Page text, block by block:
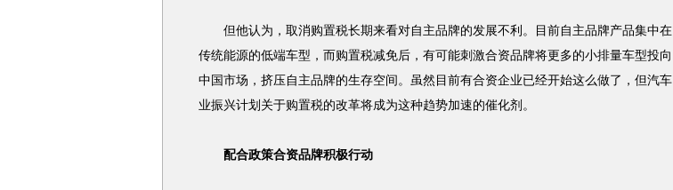
但他认为，取消购置税长期来看对自主品牌的发展不利。目前自主品牌产品集中在
传统能源的低端车型，而购置税减免后，有可能刺激合资品牌将更多的小排量车型投向
中国市场，挤压自主品牌的生存空间。虽然目前有合资企业已经开始这么做了，但汽车
业振兴计划关于购置税的改革将成为这种趋势加速的催化剂。
配合政策合资品牌积极行动